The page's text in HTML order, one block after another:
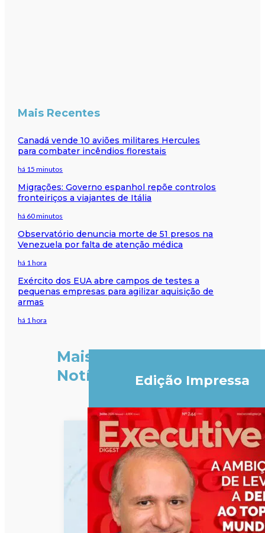
Mais Recentes
Canadá vende 10 aviões militares Hercules
para combater incêndios florestais
há 15 minutos
Migrações: Governo espanhol repõe controlos
fronteiriços a viajantes de Itália
há 60 minutos
Observatório denuncia morte de 51 presos na
Venezuela por falta de atenção médica
há 1 hora
Exército dos EUA abre campos de testes a
pequenas empresas para agilizar aquisição de
armas
há 1 hora
Mais
Notícias
Edição Impressa